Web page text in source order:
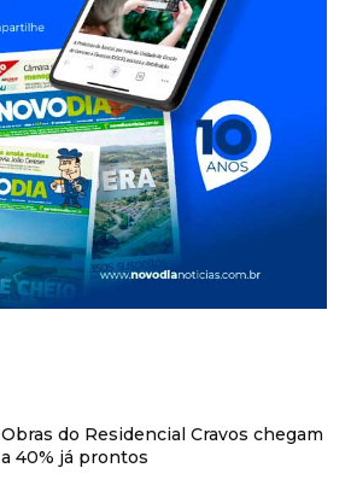
Obras do Residencial Cravos chegam
a 40% já prontos